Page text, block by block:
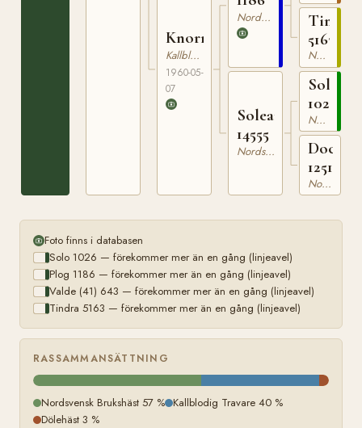
Knorra
Kallblodig Travare
1960-05-
07
Nordsvensk Brukshäst
Soleann
14555
Nordsvensk Brukshäst
Tindra
5163
Nordsvensk Brukshäst
Solo
1026
Nordsvensk Brukshäst
Docka
12517
Nordsvensk Brukshäst
Foto finns i databasen
Solo 1026 — förekommer mer än en gång (linjeavel)
Plog 1186 — förekommer mer än en gång (linjeavel)
Valde (41) 643 — förekommer mer än en gång (linjeavel)
Tindra 5163 — förekommer mer än en gång (linjeavel)
RASSAMMANSÄTTNING
Nordsvensk Brukshäst 57 % Kallblodig Travare 40 %
Dölehäst 3 %